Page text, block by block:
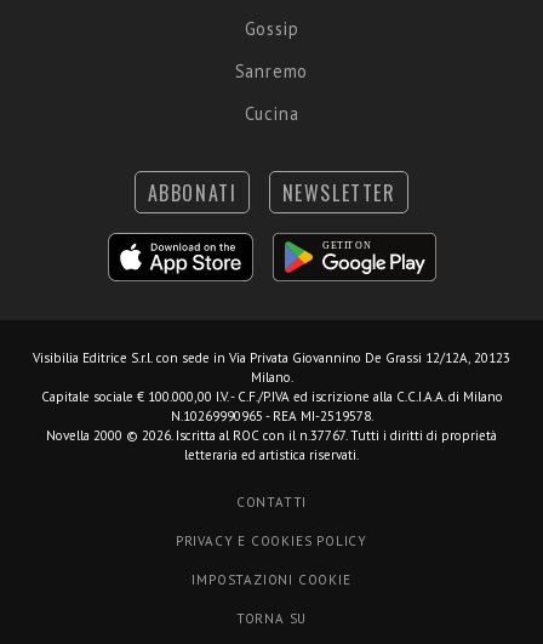
Gossip
Sanremo
Cucina
ABBONATI NEWSLETTER
Visibilia Editrice S.r.l. con sede in Via Privata Giovannino De Grassi 12/12A, 20123
Milano.
Capitale sociale € 100.000,00 I.V. - C.F./P.IVA ed iscrizione alla C.C.I.A.A. di Milano
N.10269990965 - REA MI-2519578.
Novella 2000 © 2026. Iscritta al ROC con il n.37767. Tutti i diritti di proprietà
letteraria ed artistica riservati.
CONTATTI
PRIVACY E COOKIES POLICY
IMPOSTAZIONI COOKIE
TORNA SU